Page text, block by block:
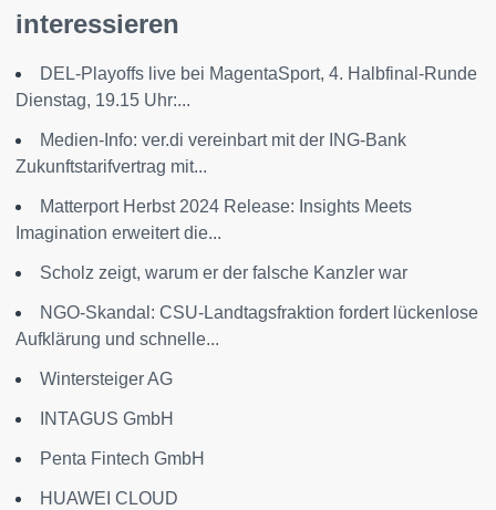
interessieren
DEL-Playoffs live bei MagentaSport, 4. Halbfinal-Runde
Dienstag, 19.15 Uhr:...
Medien-Info: ver.di vereinbart mit der ING-Bank
Zukunftstarifvertrag mit...
Matterport Herbst 2024 Release: Insights Meets
Imagination erweitert die...
Scholz zeigt, warum er der falsche Kanzler war
NGO-Skandal: CSU-Landtagsfraktion fordert lückenlose
Aufklärung und schnelle...
Wintersteiger AG
INTAGUS GmbH
Penta Fintech GmbH
HUAWEI CLOUD